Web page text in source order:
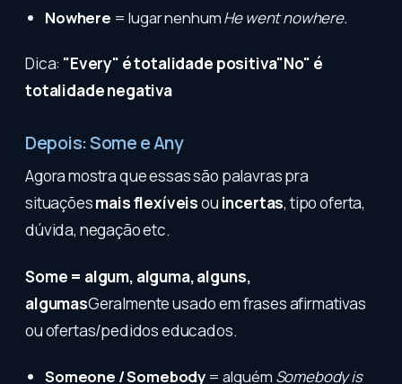
Nowhere = lugar nenhumHe went nowhere.
Dica: "Every" é totalidade positiva"No" é
totalidade negativa
Depois: Some e Any
Agora mostra que essas são palavras pra
situaçõesmais flexíveisou incertas, tipo oferta,
dúvida, negação etc.
Some = algum, alguma, alguns,
algumasGeralmente usado em frases afirmativas
ou ofertas/pedidos educados.
Someone / Somebody = alguém Somebody is